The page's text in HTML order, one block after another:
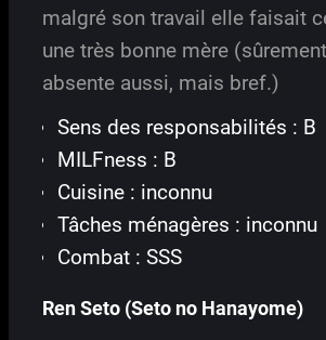
malgré son travail elle faisait
une très bonne mère
absente aussi, mais bref.)
Sens des responsabilités : B
MILFness : B
Cuisine : inconnu
Tâches ménagères : inconnu
Combat : SSS
Ren Seto (Seto no Hanayome)